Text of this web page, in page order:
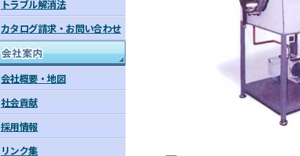
トラブル解消法
カタログ請求・お問い合わせ
会社案内
会社概要・地図
社会貢献
採用情報
リンク集